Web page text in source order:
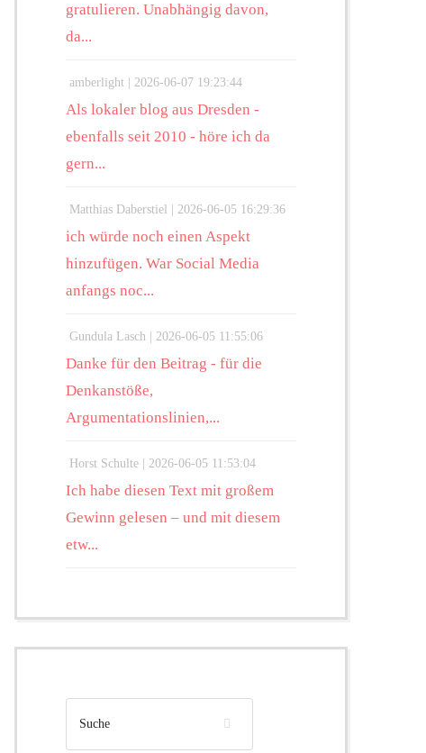
gratulieren. Unabhängig davon,
da...
amberlight | 2026-06-07 19:23:44
Als lokaler blog aus Dresden -
ebenfalls seit 2010 - höre ich da
gern...
Matthias Daberstiel | 2026-06-05 16:29:36
ich würde noch einen Aspekt
hinzufügen. War Social Media
anfangs noc...
Gundula Lasch | 2026-06-05 11:55:06
Danke für den Beitrag - für die
Denkanstöße,
Argumentationslinien,...
Horst Schulte | 2026-06-05 11:53:04
Ich habe diesen Text mit großem
Gewinn gelesen – und mit diesem
etw...